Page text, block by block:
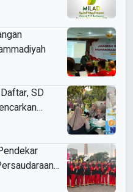
SD